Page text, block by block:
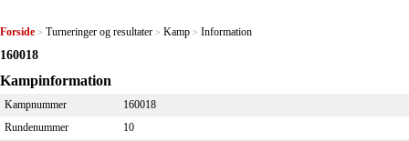
Forside > Turneringer og resultater > Kamp > Information
160018
Kampinformation
Kampnummer
160018
Rundenummer
10